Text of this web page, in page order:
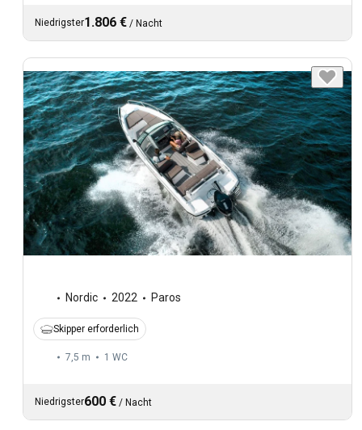
Niedrigster1.806 € / Nacht
Nordic 2022 Paros
Skipper erforderlich
7,5 m 1 WC
Niedrigster600 € / Nacht